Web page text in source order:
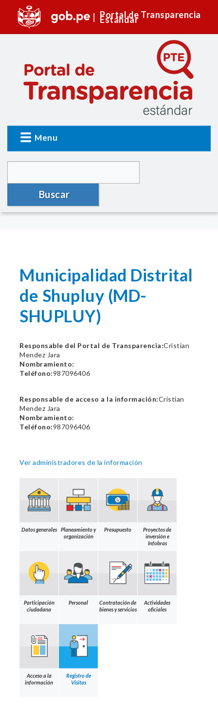
Portal de Transparencia
Estándar
Menu
Buscar
Municipalidad Distrital
de Shupluy (MD-
SHUPLUY)
Responsable del Portal de Transparencia:Cristian
Mendez Jara
Nombramiento:
Teléfono:987096406
Responsable de acceso a la información:Cristian
Mendez Jara
Nombramiento:
Teléfono:987096406
Ver administradores de la información
Datos generales
Planeamiento y
organización
Presupuesto
Proyectos de
inversión e
Infobras
Participación
ciudadana
Personal
Contratación de
bienes y servicios
Actividades
oficiales
Acceso a la
información
Registro de
Visitas